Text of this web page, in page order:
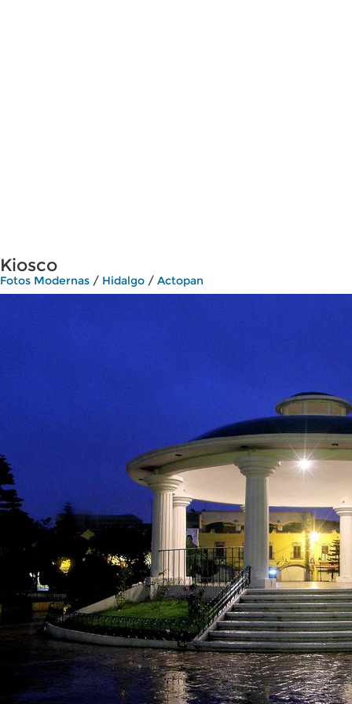
Kiosco
Fotos Modernas / Hidalgo / Actopan